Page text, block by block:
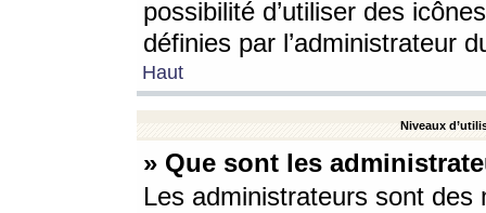
possibilité d’utiliser des
définies par l’administrateur
Haut
Niveaux
» Que sont les
Les administrateurs sont